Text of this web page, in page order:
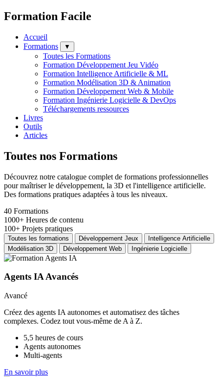
Formation Facile
Accueil
Formations
▼
Toutes les Formations
Formation Développement Jeu Vidéo
Formation Intelligence Artificielle & ML
Formation Modélisation 3D & Animation
Formation Développement Web & Mobile
Formation Ingénierie Logicielle & DevOps
Téléchargements ressources
Livres
Outils
Articles
Toutes nos Formations
Découvrez notre catalogue complet de formations professionnelles
pour maîtriser le développement, la 3D et l'intelligence artificielle.
Des formations pratiques adaptées à tous les niveaux.
40 Formations
1000+ Heures de contenu
100+ Projets pratiques
Toutes les formations Développement Jeux
Intelligence Artificielle
Modélisation 3D
Développement Web Ingénierie Logicielle
Agents IA Avancés
Avancé
Créez des agents IA autonomes et automatisez des tâches
complexes. Codez tout vous-même de A à Z.
5,5 heures de cours
Agents autonomes
Multi-agents
En savoir plus